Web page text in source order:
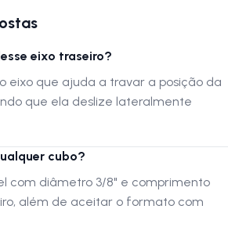
responsabiliza por danos causados por
a compatibilidade do produto antes
@lojanapista
YouTube: Lojanapista
eixo traseiro?
eixo que ajuda a travar a posição da
que ela deslize lateralmente
cubo?
com diâmetro 3/8" e comprimento
além de aceitar o formato com